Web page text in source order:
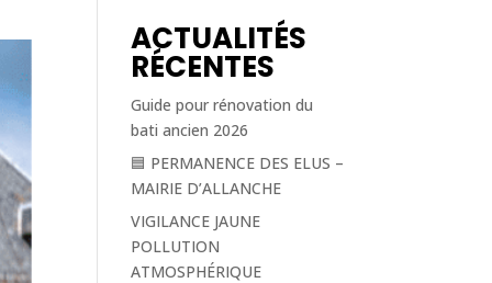
ACTUALITÉS
RÉCENTES
Guide pour rénovation du
bati ancien 2026
🟦 PERMANENCE DES ELUS –
MAIRIE D’ALLANCHE
VIGILANCE JAUNE
POLLUTION
ATMOSPHÉRIQUE